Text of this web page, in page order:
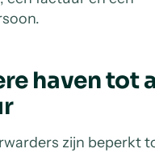
haven tot
zijn beperkt